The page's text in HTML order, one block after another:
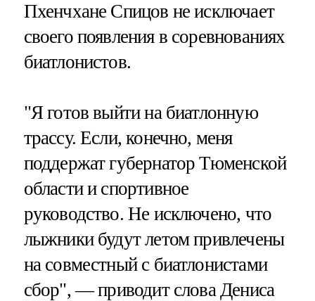
Пхенчхане Спицов не исключает
своего появления в соревнованиях
биатлонистов.
"Я готов выйти на биатлонную
трассу. Если, конечно, меня
поддержат губернатор Тюменской
области и спортивное
руководство. Не исключено, что
лыжники будут летом привлечены
на совместный с биатлонистами
сбор", — приводит слова Дениса